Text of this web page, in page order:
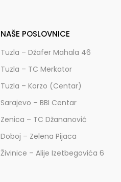
NAŠE POSLOVNICE
Tuzla – Džafer Mahala 46
Tuzla – TC Merkator
Tuzla – Korzo (Centar)
Sarajevo – BBI Centar
Zenica – TC Džananović
Doboj – Zelena Pijaca
Živinice – Alije Izetbegovića 6